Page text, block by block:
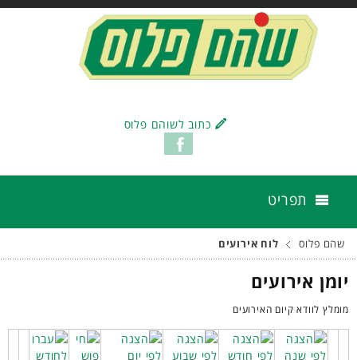
כתוב לשוהם פלוס
תפריט
שהם פלוס לוח אירועים
יומן אירועים
מומלץ לוודא קיום האירועים